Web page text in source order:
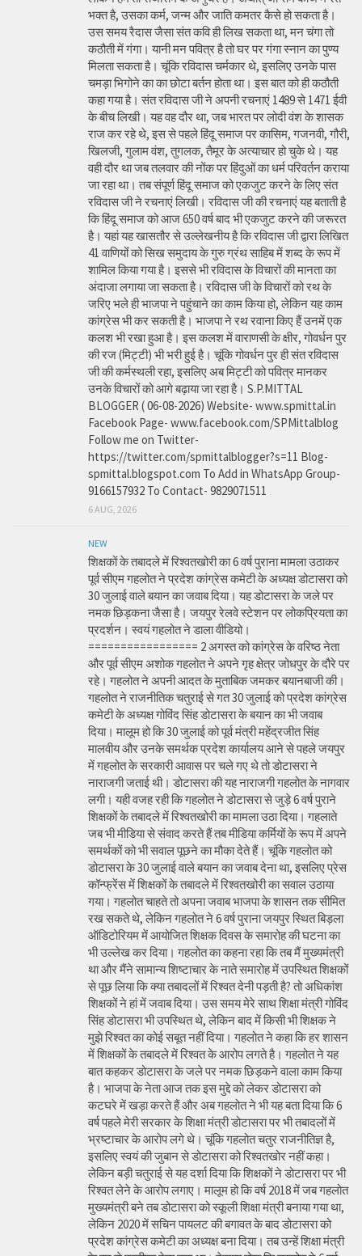
भक्त है, उसका कर्म, जन्म और जाति कमतर कैसे हो सकता है।
उस समय रैदास जैसा संत कवि ही लिख सकता था, मन चंगा तो
कठौती में गंगा। यानी मन पवित्र है तो घर पर गंगा स्नान का पुण्य
मिलता सकता है। चूंकि रविदास चर्मकार थे, इसलिए उनके पास
चमड़ा भिगोने का का छोटा बर्तन होता था। इस बात को ही कठौती
कहा गया है। संत रविदास जी ने अपनी रचनाएं 1489 से 1471 ईवी
के बीच लिखी। यह वह दौर था, जब भारत पर लोदी वंश के शासक
राज कर रहे थे, इस से पहले हिंदू समाज पर कासिम, गजनवी, गौरी,
खिलजी, गुलाम वंश, तुगलक, तैमूर के अत्याचार हो चुके थे। यह
वही दौर था जब तलवार की नोंक पर हिंदुओं का धर्म परिवर्तन कराया
जा रहा था। तब संपूर्ण हिंदू समाज को एकजुट करने के लिए संत
रविदास जी ने रचनाएं लिखी। रविदास जी की रचनाएं यह बताती है
कि हिंदू समाज को आज 650 वर्ष बाद भी एकजुट करने की जरूरत
है। यहां यह खासतौर से उल्लेखनीय है कि रविदास जी द्वारा लिखित
41 वाणियोंं को सिख समुदाय के गुरु ग्रंथ साहिब में शब्द के रूप में
शामिल किया गया है। इससे भी रविदास के विचारों की मानता का
अंदाजा लगाया जा सकता है। रविदास जी के विचारों को रथ के
जरिए भले ही भाजपा ने पहुंचाने का काम किया हो, लेकिन यह काम
कांग्रेस भी कर सकती है। भाजपा ने रथ रवाना किए हैं उनमें एक
कलश भी रखा हुआ है। इस कलश में वाराणसी के क्षीर, गोवर्धन पुर
की रज (मिट्टी) भी भरी हुई है। चूंकि गोवर्धन पुर ही संत रविदास
जी की कर्मस्थली रहा, इसलिए अब मिट्टी को पवित्र मानकर
उनके विचारों को आगे बढ़ाया जा रहा है। S.P.MITTAL
BLOGGER ( 06-08-2026) Website- www.spmittal.in
Facebook Page- www.facebook.com/SPMittalblog
Follow me on Twitter-
https://twitter.com/spmittalblogger?s=11 Blog-
spmittal.blogspot.com To Add in WhatsApp Group-
9166157932 To Contact- 9829071511
6 AUG, 2026
NEW
शिक्षकों के तबादले में रिश्वतखोरी का 6 वर्ष पुराना मामला उठाकर
पूर्व सीएम गहलोत ने प्रदेश कांग्रेस कमेटी के अध्यक्ष डोटासरा को
30 जुलाई वाले बयान का जवाब दिया। यह डोटासरा के जले पर
नमक छिड़कना जैसा है। जयपुर रेलवे स्टेशन पर लोकप्रियता का
प्रदर्शन। स्वयं गहलोत ने डाला वीडियो।
================= 2 अगस्त को कांग्रेस के वरिष्ठ नेता
और पूर्व सीएम अशोक गहलोत ने अपने गृह क्षेत्र जोधपुर के दौरे पर
रहे। गहलोत ने अपनी आदत के मुताबिक जमकर बयानबाजी की।
गहलोत ने राजनीतिक चतुराई से गत 30 जुलाई को प्रदेश कांग्रेस
कमेटी के अध्यक्ष गोविंद सिंह डोटासरा के बयान का भी जवाब
दिया। मालूम हो कि 30 जुलाई को पूर्व मंत्री महेंद्रजीत सिंह
मालवीय और उनके समर्थक प्रदेश कार्यालय आने से पहले जयपुर
में गहलोत के सरकारी आवास पर चले गए थे तो डोटासरा ने
नाराजगी जताई थी। डोटासरा की यह नाराजगी गहलोत के नागवार
लगी। यही वजह रही कि गहलोत ने डोटासरा से जुड़े 6 वर्ष पुराने
शिक्षकों के तबादले में रिश्वतखोरी का मामला उठा दिया। गहलाते
जब भी मीडिया से संवाद करते हैं तब मीडिया कर्मियों के रूप में अपने
समर्थकों को भी सवाल पूछने का मौका देते हैं। चूंकि गहलोत को
डोटासरा के 30 जुलाई वाले बयान का जवाब देना था, इसलिए प्रेस
कॉन्फ्रेंस में शिक्षकों के तबादले में रिश्वतखोरी का सवाल उठाया
गया। गहलोत चाहते तो अपना जवाब भाजपा के शासन तक सीमित
रख सकते थे, लेकिन गहलोत ने 6 वर्ष पुराना जयपुर स्थित बिड़ला
ऑडिटोरियम में आयोजित शिक्षक दिवस के समारोह की घटना का
भी उल्लेख कर दिया। गहलोत का कहना रहा कि तब मैं मुख्यमंत्री
था और मैंने सामान्य शिष्टाचार के नाते समारोह में उपस्थित शिक्षकों
से पूछ लिया कि क्या तबादलों में रिश्वत देनी पड़ती है? तो अधिकांश
शिक्षकों ने हां में जवाब दिया। उस समय मेरे साथ शिक्षा मंत्री गोविंद
सिंह डोटासरा भी उपस्थित थे, लेकिन बाद में किसी भी शिक्षक ने
मुझे रिश्वत का कोई सबूत नहीं दिया। गहलोत ने कहा कि हर शासन
में शिक्षकों के तबादले में रिश्वत के आरोप लगते है। गहलोत ने यह
बात कहकर डोटासरा के जले पर नमक छिड़कने वाला काम किया
है। भाजपा के नेता आज तक इस मुद्दे को लेकर डोटासरा को
कटघरे में खड़ा करते हैं और अब गहलोत ने भी यह बता दिया कि 6
वर्ष पहले मेरी सरकार के शिक्षा मंत्री डोटासरा पर भी तबादलों में
भ्रष्टाचार के आरोप लगे थे। चूंकि गहलोत चतुर राजनीतिज्ञ है,
इसलिए स्वयं की जुबान से डोटासरा को रिश्वतखोर नहीं कहा।
लेकिन बड़ी चतुराई से यह दर्शा दिया कि शिक्षकों ने डोटासरा पर भी
रिश्वत लेने के आरोप लगाए। मालूम हो कि वर्ष 2018 में जब गहलोत
मुख्यमंत्री बने तब डोटासरा को स्कूली शिक्षा मंत्री बनाया गया था,
लेकिन 2020 में सचिन पायलट की बगावत के बाद डोटासरा को
प्रदेश कांग्रेस कमेटी का अध्यक्ष बना दिया। तब उन्हें शिक्षा मंत्री